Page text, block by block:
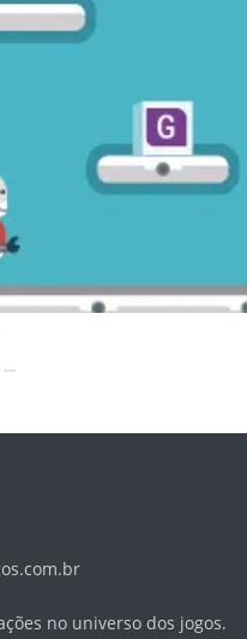
no universo dos jogos.